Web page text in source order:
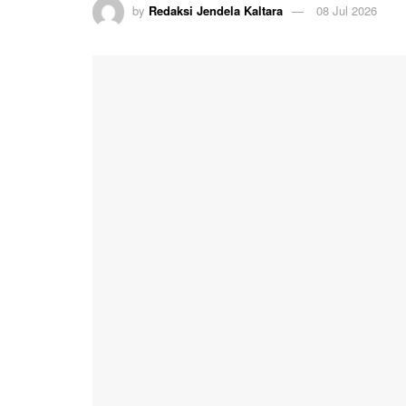
by Redaksi Jendela Kaltara 08 Jul 2026